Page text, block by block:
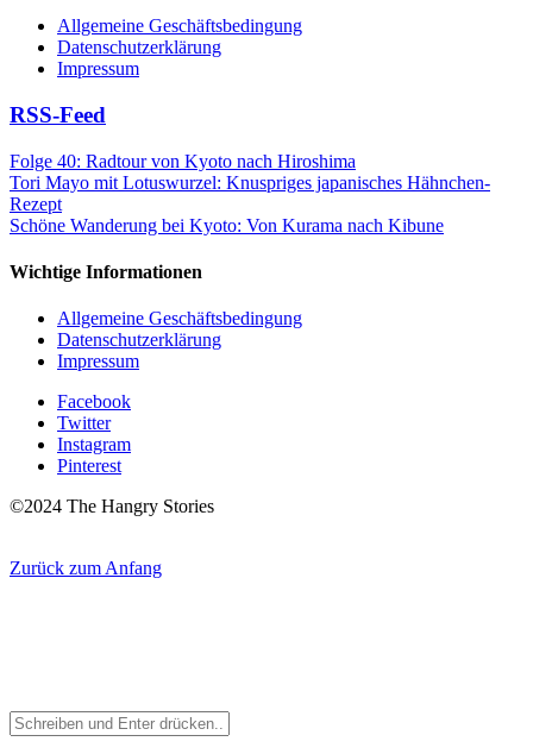
Allgemeine Geschäftsbedingung
Datenschutzerklärung
Impressum
RSS-Feed
Folge 40: Radtour von Kyoto nach Hiroshima
Tori Mayo mit Lotuswurzel: Knuspriges japanisches Hähnchen-
Rezept
Schöne Wanderung bei Kyoto: Von Kurama nach Kibune
Wichtige Informationen
Allgemeine Geschäftsbedingung
Datenschutzerklärung
Impressum
Facebook
Twitter
Instagram
Pinterest
©2024 The Hangry Stories
Zurück zum Anfang